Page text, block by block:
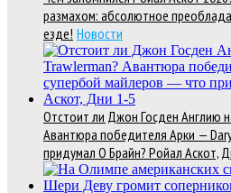
размахом: абсолютное
езде! Новости
Отстоит ли Джон Госден Англию
Авантюра победителя Арки —
придумал О Брайн? Ройал Аскот,